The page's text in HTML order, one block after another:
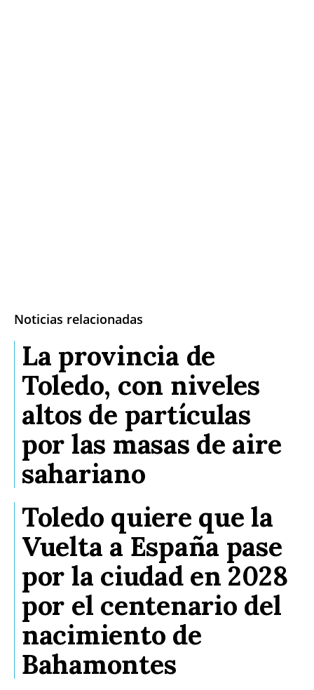
Noticias relacionadas
La provincia de
Toledo, con niveles
altos de partículas
por las masas de aire
sahariano
Toledo quiere que la
Vuelta a España pase
por la ciudad en 2028
por el centenario del
nacimiento de
Bahamontes